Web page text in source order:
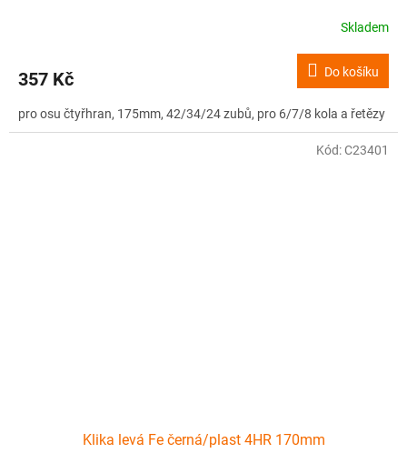
Skladem
357 Kč Do košíku
pro osu čtyřhran, 175mm, 42/34/24 zubů, pro 6/7/8 kola a řetězy
Klika levá Fe černá/plast 4HR 170mm
Kód:C23401